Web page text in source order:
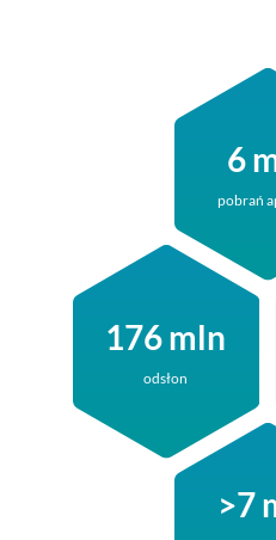
6
pobrań
176mln
odsłon
>7